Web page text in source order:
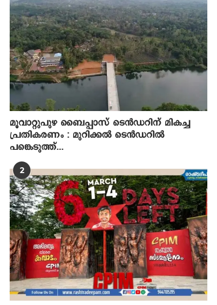
മൂവാറ്റുപുഴ ബൈപ്പാസ് ടെൻഡറിന് മികച്ച
പ്രതികരണം : മുറിക്കൽ ടെൻഡറിൽ
പങ്കെടുത്ത്...
2